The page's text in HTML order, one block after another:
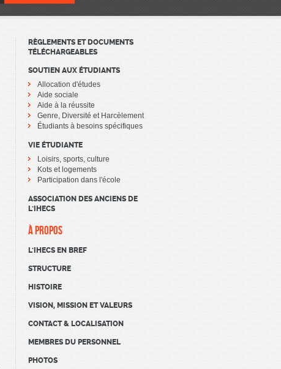
RÈGLEMENTS ET DOCUMENTS
TÉLÉCHARGEABLES
SOUTIEN AUX ÉTUDIANTS
Allocation d'études
Aide sociale
Aide à la réussite
Genre, Diversité et Harcèlement
Étudiants à besoins spécifiques
VIE ÉTUDIANTE
Loisirs, sports, culture
Kots et logements
Participation dans l'école
ASSOCIATION DES ANCIENS DE
L'IHECS
À PROPOS
L'IHECS EN BREF
STRUCTURE
HISTOIRE
VISION, MISSION ET VALEURS
CONTACT & LOCALISATION
MEMBRES DU PERSONNEL
PHOTOS